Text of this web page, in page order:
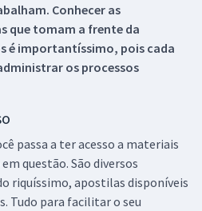
Conhecer as
que tomam a frente da
é importantíssimo, pois cada
os processos
passa a ter acesso a materiais
questão. São diversos
riquíssimo, apostilas disponíveis
Tudo para facilitar o seu